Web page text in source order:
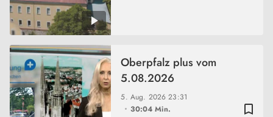
bookmark_border
5. Aug. 202623:31
30:04 Min.
Oberpfalz plus vom
5.08.2026